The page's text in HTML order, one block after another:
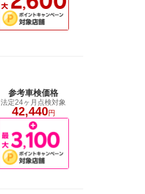
参考車検価格
法定24ヶ月点検対象
42,440円